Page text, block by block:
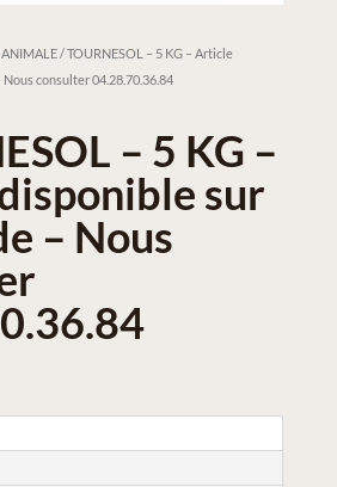
/ TOURNESOL – 5 KG – Article
consulter 04.28.70.36.84
– 5 KG –
sur
– Nous